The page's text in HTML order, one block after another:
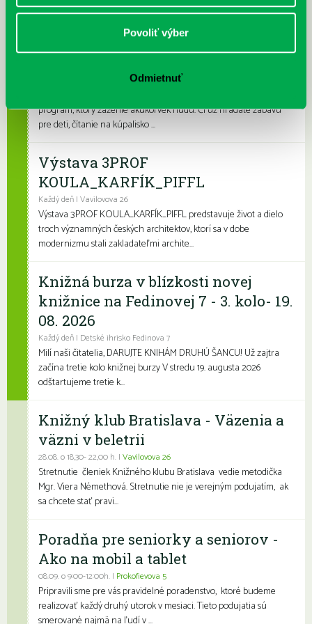
Povoliť výber
Odmietnuť
pobočkách si knihovní...
Leto v knižnici, knižné burzy aj
program, ktorý zaženie akúkoľvek nudu. Či už hľadáte zábavu
pre deti, čítanie na kúpalisko ...
Výstava 3PROF
KOULA_KARFÍK_PIFFL
Každý deň | Vavilovova 26
Výstava 3PROF KOULA_KARFÍK_PIFFL predstavuje život a dielo
troch významných českých architektov, ktorí sa v dobe
modernizmu stali zakladateľmi archite...
Knižná burza v blízkosti novej
knižnice na Fedinovej 7 - 3. kolo- 19.
08. 2026
Každý deň | Detské ihrisko Fedinova 7
Milí naši čitatelia, DARUJTE KNIHÁM DRUHÚ ŠANCU! Už zajtra
začína tretie kolo knižnej burzy V stredu 19. augusta 2026
odštartujeme tretie k...
Knižný klub Bratislava - Väzenia a
väzni v beletrii
28.08. o 18,30- 22,00 h. | Vavilovova 26
Stretnutie členiek Knižného klubu Bratislava vedie metodička
Mgr. Viera Némethová. Stretnutie nie je verejným podujatím, ak
sa chcete stať pravi...
Poradňa pre seniorky a seniorov -
Ako na mobil a tablet
08.09. o 9:00-12:00h. | Prokofievova 5
Pripravili sme pre vás pravidelné poradenstvo, ktoré budeme
realizovať každý druhý utorok v mesiaci. Tieto podujatia sú
smerované najmä na ľudí v ...